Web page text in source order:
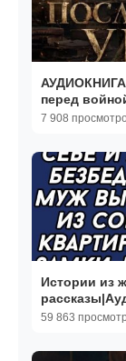
перед
7 908
Истории из
Жизненные
59 863